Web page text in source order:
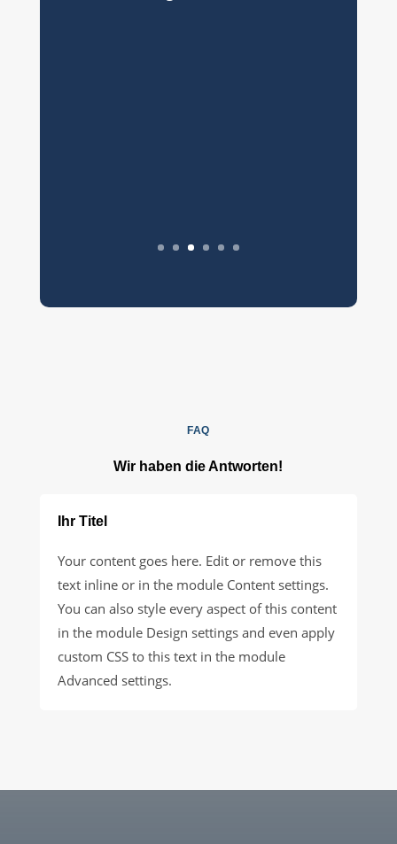
FAQ
Wir haben die Antworten!
Ihr Titel
Your content goes here. Edit or remove this
text inline or in the module Content settings.
You can also style every aspect of this content
in the module Design settings and even apply
custom CSS to this text in the module
Advanced settings.